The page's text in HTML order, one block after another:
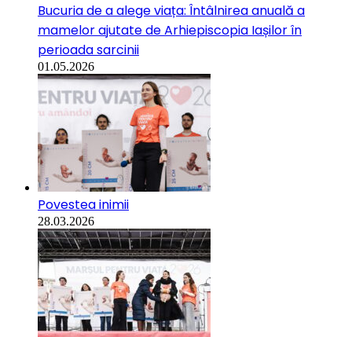
Bucuria de a alege viața: Întâlnirea anuală a
mamelor ajutate de Arhiepiscopia Iașilor în
perioada sarcinii
01.05.2026
Povestea inimii
28.03.2026